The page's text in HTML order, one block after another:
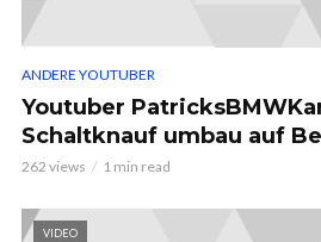
ANDERE YOUTUBER
Youtuber
Schaltknauf umbau auf
262 views 1 min read
VIDEO